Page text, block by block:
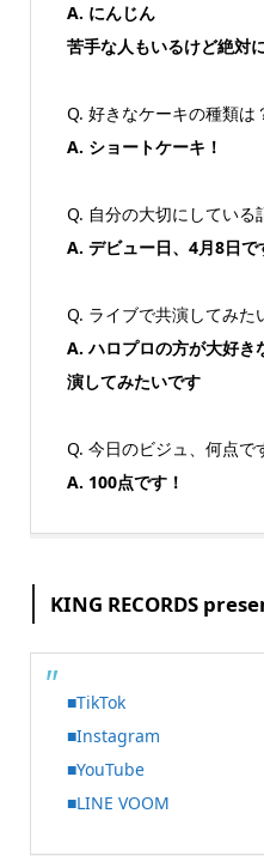
A. にんじん
苦手な人もいるけど絶対
Q. 好きなケーキの種類は
A. ショートケーキ！
Q. 自分の大切にしている
A. デビュー日、4月8日で
Q. ライブで共演してみた
A. ハロプロの方が大好き
演してみたいです
Q. 今日のビジュ、何点で
A. 100点です！
KING RECORDS
■TikTok
■Instagram
■YouTube
■LINE VOOM